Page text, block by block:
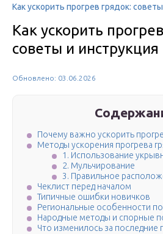
Как ускорить прогрев грядок:
Как ускорить
советы и инструкция
Обновлено: 03.06.2026
Почему важно ускорить
Методы ускорения прогрева
1. Использование
2. Мульчирование
3. Правильное
Чеклист перед началом
Типичные ошибки новичков
Региональные особенности
Народные методы и спорные
Что изменилось за последние